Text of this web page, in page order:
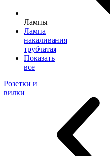
Лампы
Лампа
накаливания
трубчатая
Показать
все
Розетки и
вилки